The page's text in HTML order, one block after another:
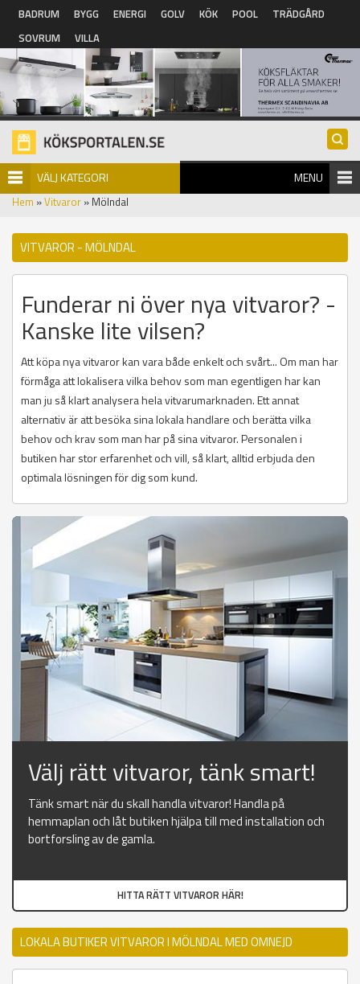
Hoppa till huvudinnehåll
BADRUM BYGG ENERGI GOLV KÖK POOL
TRÄDGÅRD
SOVRUM
VILLA
VÄLJ KATEGORI MENU
Hem »Vitvaror » Mölndal
VITVAROR - MÖLNDAL
Funderar ni över nya vitvaror? -
Kanske lite vilsen?
Att köpa nya vitvaror kan vara både enkelt och svårt... Om man har
förmåga att lokalisera vilka behov som man egentligen har kan
man ju så klart analysera hela vitvarumarknaden. Ett annat
alternativ är att besöka sina lokala handlare och berätta vilka
behov och krav som man har på sina vitvaror. Personalen i
butiken har stor erfarenhet och vill, så klart, alltid erbjuda den
optimala lösningen för dig som kund.
Välj rätt vitvaror, tänk smart!
Tänk smart när du skall handla vitvaror! Handla på
hemmaplan och låt butiken hjälpa till med installation och
bortforsling av de gamla.
HITTA RÄTT VITVAROR HÄR!
LOKALA BUTIKER VITVAROR I MÖLNDAL MED OMNEJD